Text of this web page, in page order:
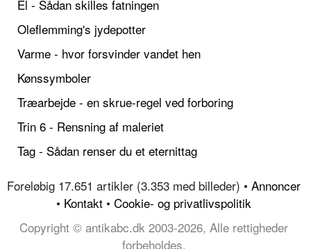
El - Sådan skilles fatningen
Oleflemming's jydepotter
Varme - hvor forsvinder vandet hen
Kønssymboler
Træarbejde - en skrue-regel ved forboring
Trin 6 - Rensning af maleriet
Tag - Sådan renser du et eternittag
Foreløbig 17.651 artikler (3.353 med billeder) • Annoncer
• Kontakt • Cookie- og privatlivspolitik
Copyright © antikabc.dk 2003-2026, Alle rettigheder
forbeholdes.